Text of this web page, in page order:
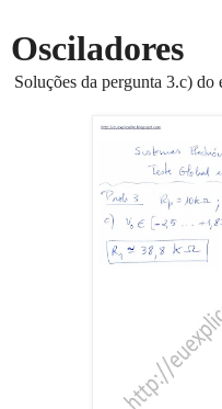
Osciladores
Soluções da pergunta 3.c)